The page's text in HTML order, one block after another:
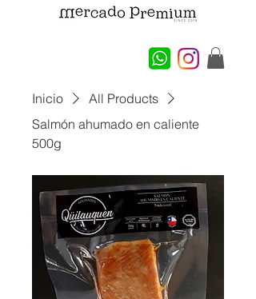
Inicio
All Products
Salmón ahumado en caliente
500g